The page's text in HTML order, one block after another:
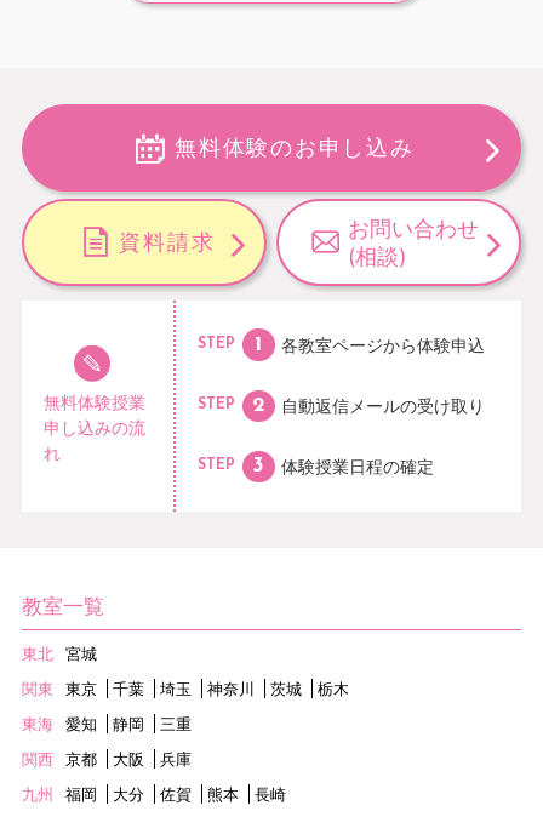
無料体験のお申し込み
資料請求
お問い合わせ
(相談)
無料体験授業
申し込みの流
れ
STEP 各教室ページから体験申込
STEP 自動返信メールの受け取り
STEP 体験授業日程の確定
教室一覧
東北
宮城
関東
東京 千葉 埼玉 神奈川 茨城
栃木
東海
愛知 静岡
三重
関西
京都 大阪
兵庫
九州
福岡 大分 佐賀 熊本
長崎